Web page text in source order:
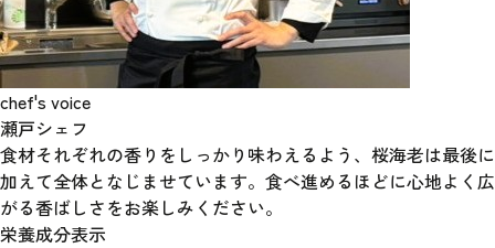
chef's voice
瀬戸シェフ
食材それぞれの香りをしっかり味わえるよう、桜海老は最後に
加えて全体となじませています。食べ進めるほどに心地よく広
がる香ばしさをお楽しみください。
栄養成分表示